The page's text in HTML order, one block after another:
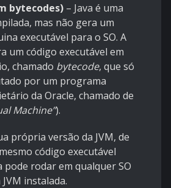
bytecodes) – Java é uma
mas não gera um
executável para o SO. A
um código executável em
chamado bytecode, que só
por um programa
da Oracle, chamado de
Machine”).
própria versão da JVM, de
código executável
pode rodar em qualquer SO
instalada.